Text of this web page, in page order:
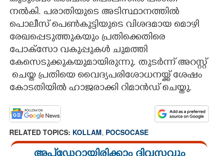
നൽകി. പരാതിയുടെ അടിസ്ഥാനത്തിൽ
പൊലീസ് പെൺകുട്ടിയുടെ വിശദമായ മൊഴി
രേഖപ്പെടുത്തുകയും പ്രതിക്കെതിരെ
പോക്സോ വകുപ്പുകൾ ചുമത്തി
കേസെടുക്കുകയുമായിരുന്നു. തുടർന്ന് അറസ്റ്റ്‌
​ ചെയ്ത പ്രതിയെ വൈദ്യപരിശോധനയ്ക്ക് ശേഷം
കോടതിയിൽ ഹാജരാക്കി റിമാൻഡ് ചെയ്തു.
RELATED TOPICS: KOLLAM, POCSOCASE